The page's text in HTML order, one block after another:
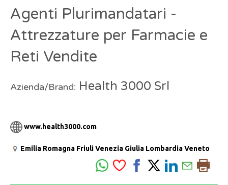
Agenti Plurimandatari -
Attrezzature per Farmacie e
Reti Vendite
Azienda/Brand: Health 3000 Srl
www.health3000.com
Emilia Romagna Friuli Venezia Giulia LombardiaVeneto